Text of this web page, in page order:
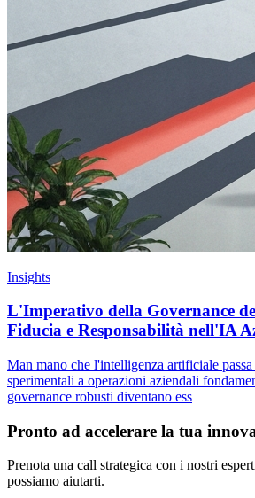
Insights
L'Imperativo della Governance
Fiducia e Responsabilità nell'IA
Man mano che l'intelligenza artificiale
sperimentali a operazioni aziendali
governance robusti diventano ess
Pronto ad accelerare la tua
Prenota una call strategica con i nostri
possiamo aiutarti.